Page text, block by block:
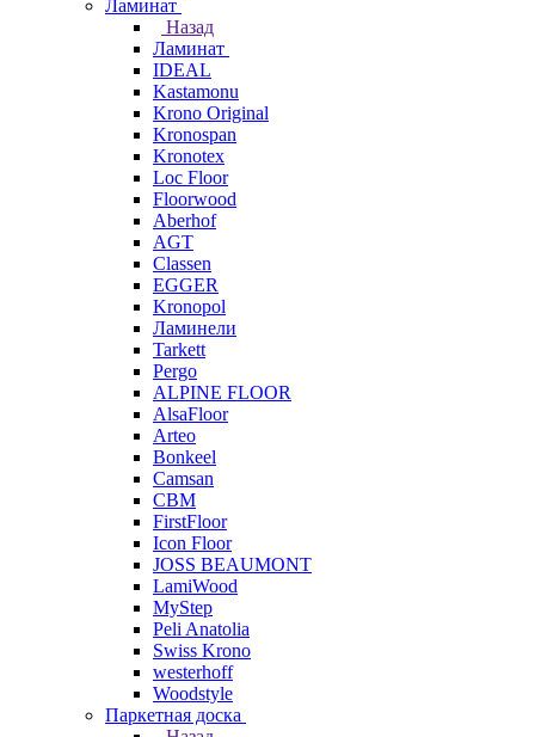
Ламинат
Назад
Ламинат
IDEAL
Kastamonu
Krono Original
Kronospan
Kronotex
Loc Floor
Floorwood
Aberhof
AGT
Classen
EGGER
Kronopol
Ламинели
Tarkett
Pergo
ALPINE FLOOR
AlsaFloor
Arteo
Bonkeel
Camsan
CBM
FirstFloor
Icon Floor
JOSS BEAUMONT
LamiWood
MyStep
Peli Anatolia
Swiss Krono
westerhoff
Woodstyle
Паркетная доска